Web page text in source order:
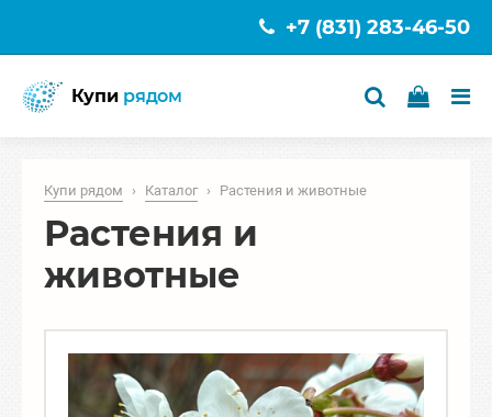
+7 (831) 283-46-50
Купи рядом
Купи рядом › Каталог › Растения и животные
Растения и
животные